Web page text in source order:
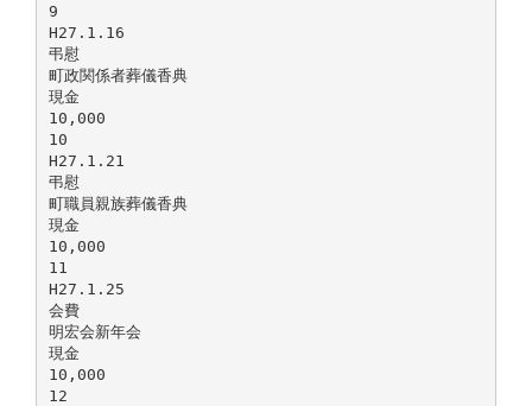
9
H27.1.16
弔慰
町政関係者葬儀香典
現金
10,000
10
H27.1.21
弔慰
町職員親族葬儀香典
現金
10,000
11
H27.1.25
会費
明宏会新年会
現金
10,000
12